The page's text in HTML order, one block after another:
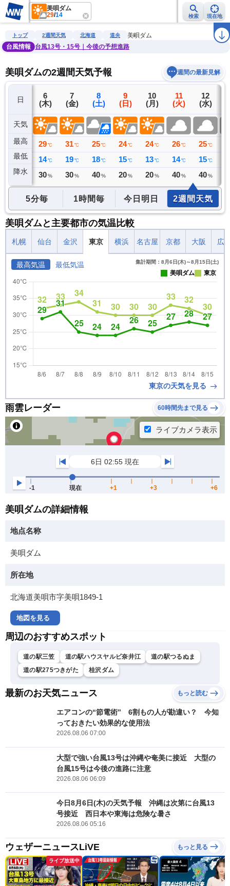
美唄ダム
29/14 検索 現在地
雨雲レーダー 台風情報 地震情報 警報・注意報 ラ
トップ 2週間天気 北海道 道央
美唄ダム
台風情報
台風13号・15号｜今後の予想進路
美唄ダムの2週間天気予報 週間の最新見解
日
天気
最高
最低
降水
5
(水)
27 ℃
14 ℃
0 ミリ
6
(木)
29 ℃
14 ℃
30 %
7
(金)
31 ℃
19 ℃
30 %
8
(土)
25 ℃
18 ℃
40 %
9
(日)
24 ℃
15 ℃
20 %
10
(月)
24 ℃
13 ℃
20 %
11
(火)
26 ℃
14 ℃
40 %
12
(水)
25 ℃
15 ℃
40 %
5分毎 1時間毎 今日明日 2週間天気
美唄ダムと主要都市の気温比較
札幌 仙台 金沢 東京 横浜 名古屋 京都 大阪 広
最高気温 最低気温 集計期間：8月6日(木)～8月15日(土)
美唄ダム 東京
東京の天気を見る
雨雲レーダー 60時間先まで見る
美唄ダムの詳細情報
地点名称
美唄ダム
所在地
北海道美唄市字美唄1849-1
地図を見る
周辺のおすすめスポット
道の駅三笠 道の駅ハウスヤルビ奈井江
道の駅つるぬま
道の駅275つきがた
桂沢ダム
最新のお天気ニュース もっと読む
エアコンの“節電術” 6割もの人が勘違い？ 今知
っておきたい効果的な使用法
2026.08.06 07:00
大型で強い台風13号は沖縄や奄美に接近 大型の
台風15号は今後の進路に注意
2026.08.06 06:09
今日8月6日(木)の天気予報 沖縄は次第に台風13
号接近 西日本や東海は危険な暑さ
2026.08.06 05:16
ウェザーニュースLiVE もっと見る
ライブ放送中